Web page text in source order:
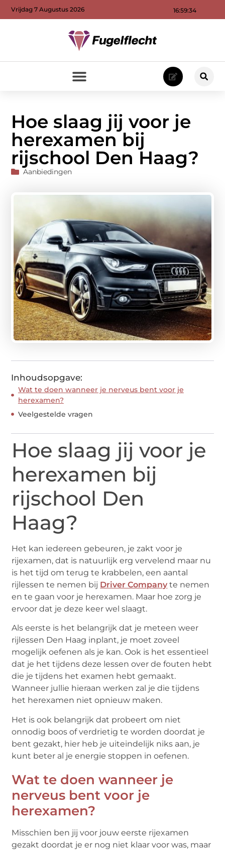
16:59:35
Vrijdag 7 Augustus 2026
Hoe slaag jij voor je
herexamen bij
rijschool Den Haag?
Aanbiedingen
Inhoudsopgave:
Wat te doen wanneer je nerveus bent voor je
herexamen?
Veelgestelde vragen
Hoe slaag jij voor je
herexamen bij
rijschool Den
Haag?
Het kan iedereen gebeuren, je zakt voor je
rijexamen, dat is natuurlijk erg vervelend maar nu
is het tijd om terug te krabbelen, een aantal
rijlessen te nemen bij Driver Company te nemen
en te gaan voor je herexamen. Maar hoe zorg je
ervoor dat je deze keer wel slaagt.
Als eerste is het belangrijk dat je meteen weer
rijlessen Den Haag inplant, je moet zoveel
mogelijk oefenen als je kan. Ook is het essentieel
dat je het tijdens deze lessen over de fouten hebt
die je tijdens het examen hebt gemaakt.
Wanneer jullie hieraan werken zal je die tijdens
het herexamen niet opnieuw maken.
Het is ook belangrijk dat probeert om niet
onnodig boos of verdrietig te worden doordat je
bent gezakt, hier heb je uiteindelijk niks aan, je
kunt beter al je energie stoppen in oefenen.
Wat te doen wanneer je
nerveus bent voor je
herexamen?
Misschien ben jij voor jouw eerste rijexamen
gezakt doordat je er nog niet klaar voor was, maar